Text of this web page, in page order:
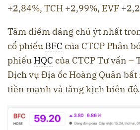
+2,84%, TCH +2,99%, EVF
Tâm điểm đáng chú ýt nhất
cổ phiếu BFC của CTCP Phân
phiếu HQC của CTCP Tư vấn –
Dịch vụ Địa ốc Hoàng Quân
tiền mạnh và tăng kịch biên độ.